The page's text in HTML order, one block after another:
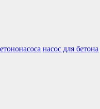
насос для бетона